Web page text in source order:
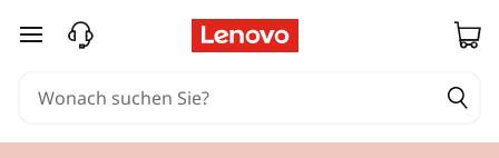
zum Hauptinhalt springen